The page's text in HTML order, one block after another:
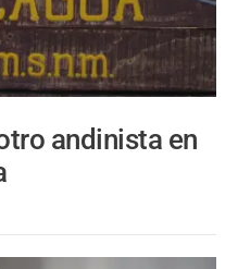
andinista en